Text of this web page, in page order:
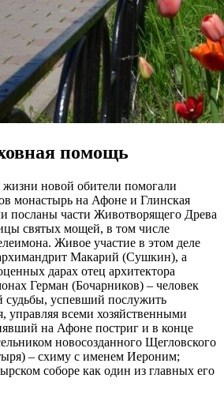
помощь
новой обители помогали
монастырь на Афоне и Глинская
посланы части Животворящего Древа
святых мощей, в том числе
Живое участие в этом деле
Макарий (Сушкин), а
дарах отец архитектора
Герман (Бочарников) – человек
судьбы, успевший послужить
управляя всеми хозяйственными
на Афоне постриг и в конце
новосозданного Щегловского
– схиму с именем Иероним;
соборе как один из главных его